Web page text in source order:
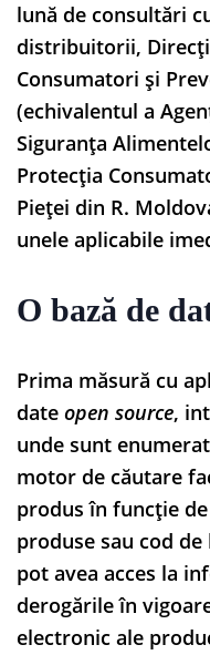
lună de consultări
distribuitorii,
Consumatori și
(echivalentul a
Siguranța
Protecția
Pieței din R.
unele aplicabile
O bază de
Prima măsură cu
date open source,
unde sunt
motor de căutare
produs în funcție
produse sau cod
pot avea acces la
derogările în
electronic ale